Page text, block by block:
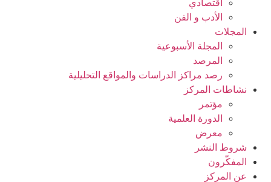
اقتصادي
الأدب و الفن
المجلات
المجلة الأسبوعية
المرصد
رصد مراكز الدراسات والمواقع التحليلية
نشاطات المركز
مؤتمر
الدورة العلمیة
معرض
شروط النشر
المفکّرون
عن المركز